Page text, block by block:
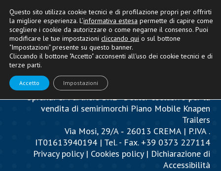
Oprandi & Partners SRL - Dealer esclusivo per la
vendita di semirimorchi Piano Mobile Knapen
Trailers
Via Mosi, 29/A ‐ 26013 CREMA | P.IVA .
IT01613940194 | Tel. - Fax. +39 0373 227114
Privacy policy| Cookies policy| Dichiarazione di
Accessibilità
Questo sito utilizza cookie tecnici e di profilazione propri per offrirti
la migliore esperienza. L’informativa estesa permette di capire come
scegliere i cookie da autorizzare o come negarne il consenso. Puoi
modificare le tue impostazioni cliccando qui o sul bottone
"Impostazioni" presente su questo banner.
Cliccando il bottone "Accetto" acconsenti all'uso dei cookie tecnici e di
terze parti.
Accetto Impostazioni